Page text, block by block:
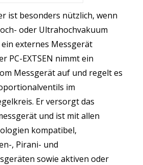
ist besonders nützlich, wenn
oder Ultrahochvakuum
externes Messgerät
PC-EXTSEN nimmt ein
Messgerät auf und regelt es
im
Er versorgt das
und ist mit allen
kompatibel,
, Pirani- und
sowie aktiven oder